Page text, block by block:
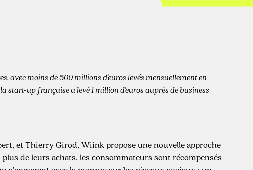
avec moins de 500 millions d'euros levés mensuellement en
start-up française a levé 1 million d'euros auprès de business
et Thierry Girod, Wiink propose une nouvelle approche
de leurs achats, les consommateurs sont récompensés